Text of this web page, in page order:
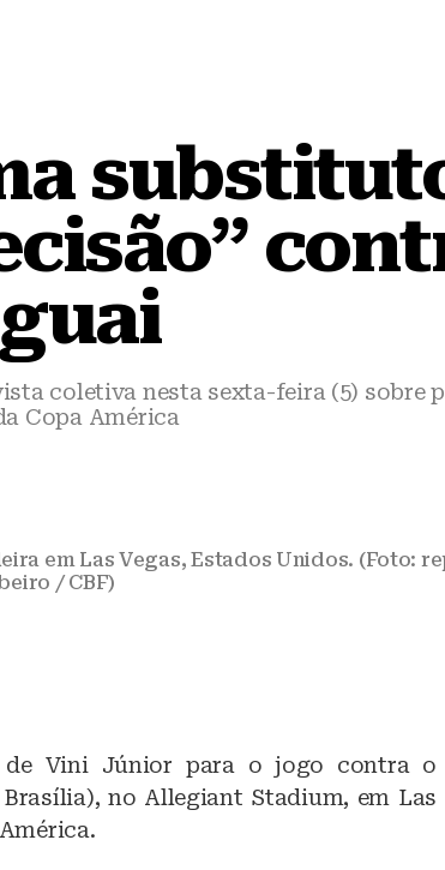
coletiva nesta sexta-feira (5) sobre
Copa América
em Las Vegas, Estados Unidos. (Foto:
/ CBF)
Vini Júnior para o jogo contra o
no Allegiant Stadium, em Las